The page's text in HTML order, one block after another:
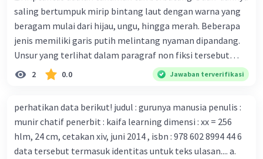
Beberapa waktu lalu, Kepala Laboratorium Identifikasi
Virus dari Institut Peter Doherty untuk Infeksi dan
kekebalan, Melbourne, Julian Druce, menyatakan mereka
mengembangkan virus Corona versi laboratorium dari
tubuh pasien yang terinfeksi untuk uji coba. Tanggapan
yang sesuai dengan berita tersebut adalah ... A.
serangan virus Corona dengan menemukan vaksin virus
tersebut. B. Para ilmuan perlu segera mempelajari virus
corona yang menjadi masalah besar bagi kesehatan dunia
karena persebarannya sangat cepat. C. Masyarakat perlu
saling bertumpuk mirip bintang laut dengan warna yang
beragam mulai dari hijau, ungu, hingga merah. Beberapa
jenis memiliki garis putih melintang nyaman dipandang.
Unsur yang terlihat dalam paragraf non fiksi tersebut
adalah... A. cara menyajikan isi buku B. bahasa yang
digunakan C. tokoh dan penokohan D. penyajian alur cerita
2 0.0 Jawaban terverifikasi
perhatikan data berikut! judul : gurunya manusia penulis :
munir chatif penerbit : kaifa learning dimensi : xx = 256
hlm, 24 cm, cetakan xiv, juni 2014 , isbn : 978 602 8994 44 6
data tersebut termasuk identitas untuk teks ulasan.... a.